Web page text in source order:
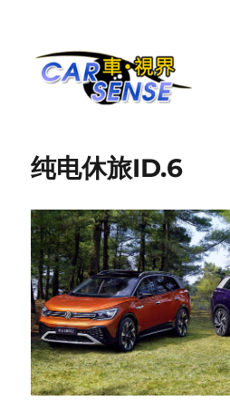
纯电休旅ID.6